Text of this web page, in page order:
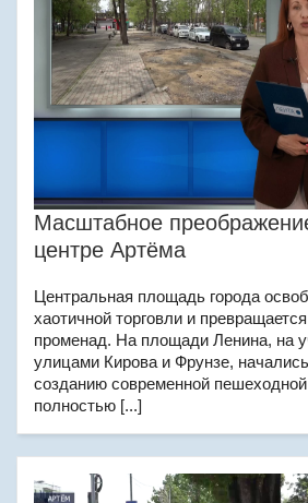
Масштабное
центре Артёма
Центральная площадь города
хаотичной торговли и
променад. На площади Ленина, на
улицами Кирова и Фрунзе,
созданию современной
полностью [...]